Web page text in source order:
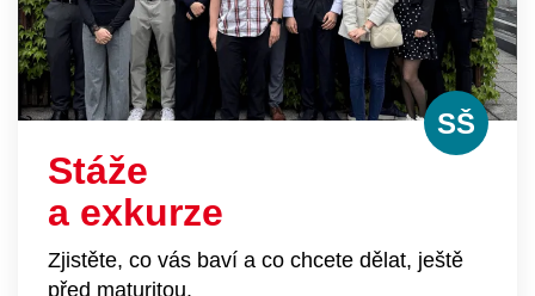
Stáže
a exkurze
SŠ
Zjistěte, co vás baví a co chcete dělat, ještě
před maturitou.